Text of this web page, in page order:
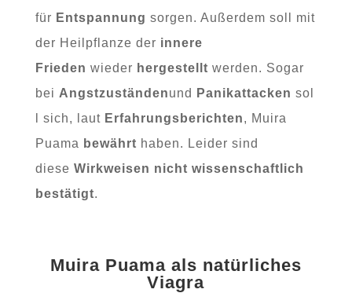
für Entspannung sorgen. Außerdem soll mit
der Heilpflanze der innere
Frieden wieder hergestellt werden. Sogar
bei Angstzuständenund Panikattacken sol
l sich, laut Erfahrungsberichten, Muira
Puama bewährt haben. Leider sind
diese Wirkweisen nicht wissenschaftlich
bestätigt.
Muira Puama als natürliches
Viagra